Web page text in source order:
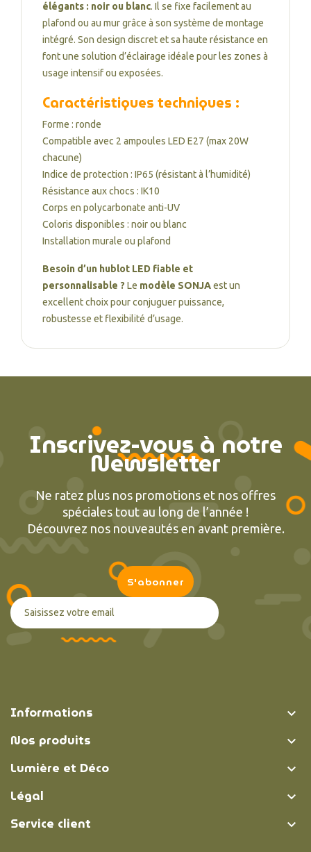
élégants : noir ou blanc. Il se fixe facilement au
plafond ou au mur grâce à son système de montage
intégré. Son design discret et sa haute résistance en
font une solution d’éclairage idéale pour les zones à
usage intensif ou exposées.
Caractéristiques techniques :
Forme : ronde
Compatible avec 2 ampoules LED E27 (max 20W
chacune)
Indice de protection : IP65 (résistant à l’humidité)
Résistance aux chocs : IK10
Corps en polycarbonate anti-UV
Coloris disponibles : noir ou blanc
Installation murale ou plafond
Besoin d’un hublot LED fiable et
personnalisable ? Le modèle SONJAest un
excellent choix pour conjuguer puissance,
robustesse et flexibilité d’usage.
Inscrivez-vous à notre
Newsletter
Ne ratez plus nos promotions et nos offres
spéciales tout au long de l’année !
Découvrez nos nouveautés en avant première.
Informations 
Nos produits 
Lumière et Déco 
Légal 
Service client 